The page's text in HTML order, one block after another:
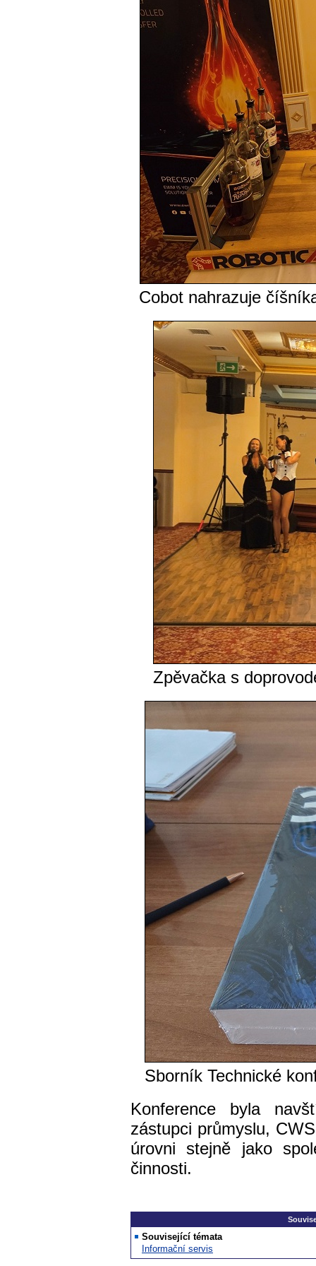
Cobot nahrazuje
Zpěvačka s
Sborník Technické
Konference byla
zástupci průmyslu,
úrovni stejně jako
činnosti.
Související témata
Informační servis